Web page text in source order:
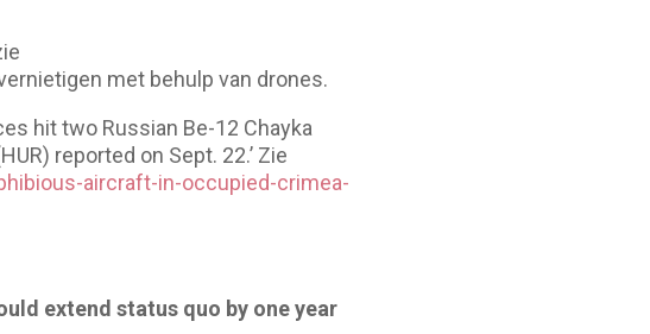
met behulp van drones.
hit two Russian Be-12 Chayka
reported on Sept. 22.’ Zie
aircraft-in-occupied-crimea-
extend status quo by one year